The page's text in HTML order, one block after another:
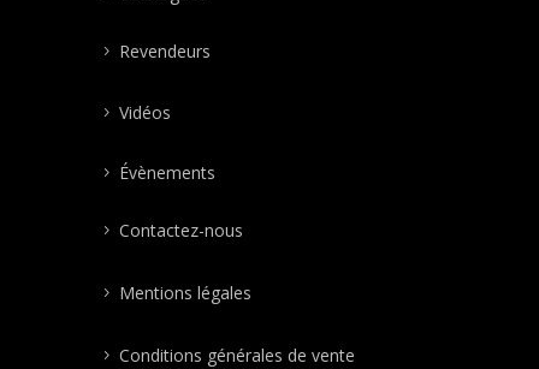
Revendeurs
Vidéos
Évènements
Contactez-nous
Mentions légales
Conditions générales de vente